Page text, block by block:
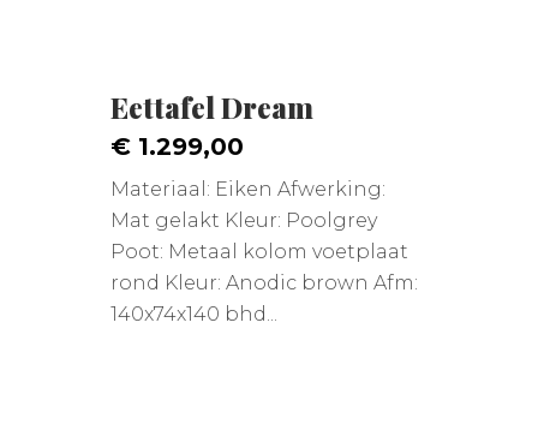
Eettafel Dream
€ 1.299,00
Materiaal: Eiken Afwerking:
Mat gelakt Kleur: Poolgrey
Poot: Metaal kolom voetplaat
rond Kleur: Anodic brown Afm:
140x74x140 bhd...